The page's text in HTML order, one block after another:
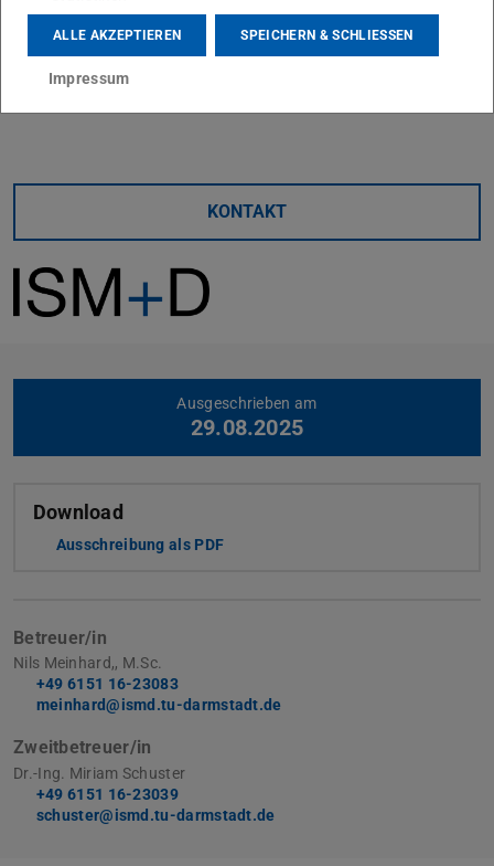
KONTAKT
Ausgeschrieben am
29.08.2025
Download
Ausschreibung als PDF
Betreuer/in
Nils Meinhard,, M.Sc.
+49 6151 16-23083
meinhard@ismd.tu-darmstadt.de
Zweitbetreuer/in
Dr.-Ing. Miriam Schuster
+49 6151 16-23039
schuster@ismd.tu-darmstadt.de
ALLE AKZEPTIEREN SPEICHERN & SCHLIESSEN
Impressum